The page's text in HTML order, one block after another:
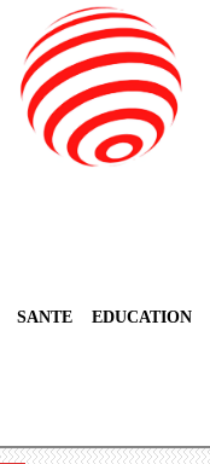
SANTE EDUCATION